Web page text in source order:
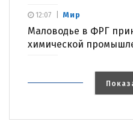
Мир
Маловодье в ФРГ
химической
12:07